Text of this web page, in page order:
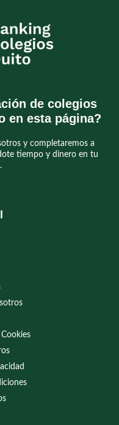
de colegios
en esta página?
y completaremos a
tiempo y dinero en tu